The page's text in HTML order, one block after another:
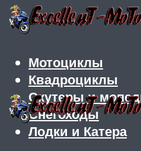
Мотоциклы
Квадроциклы
Скутеры и
Снегоходы
Лодки и Катера